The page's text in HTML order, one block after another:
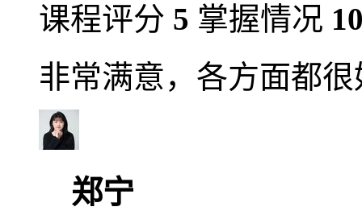
课程评分 5 掌握情况
非常满意，各方面都很
郑宁